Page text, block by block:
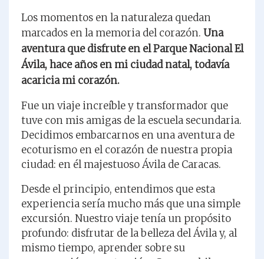
Los momentos en la naturaleza quedan
marcados en la memoria del corazón. Una
aventura que disfrute en el Parque Nacional El
Ávila, hace años en mi ciudad natal, todavía
acaricia mi corazón.
Fue un viaje increíble y transformador que
tuve con mis amigas de la escuela secundaria.
Decidimos embarcarnos en una aventura de
ecoturismo en el corazón de nuestra propia
ciudad: en él majestuoso Ávila de Caracas.
Desde el principio, entendimos que esta
experiencia sería mucho más que una simple
excursión. Nuestro viaje tenía un propósito
profundo: disfrutar de la belleza del Ávila y, al
mismo tiempo, aprender sobre su